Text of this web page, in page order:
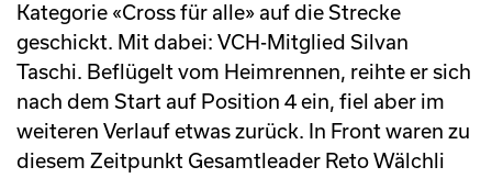
Kategorie «Cross für alle» auf die Strecke
geschickt. Mit dabei: VCH-Mitglied Silvan
Taschi. Beflügelt vom Heimrennen, reihte er sich
nach dem Start auf Position 4 ein, fiel aber im
weiteren Verlauf etwas zurück. In Front waren zu
diesem Zeitpunkt Gesamtleader Reto Wälchli